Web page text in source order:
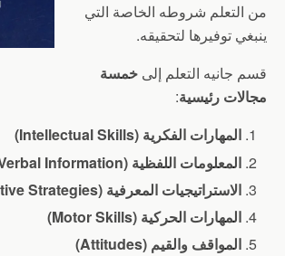
من التعلم شروطه الخاصة التي
ينبغي توفيرها لتحقيقه.
قسم جانيه التعلم إلى خمسة
مجالات رئيسية:
المهارات الفكرية (Intellectual Skills)
المعلومات اللفظية (Verbal Information)
الاستراتيجيات المعرفية (Cognitive Strategies)
المهارات الحركية (Motor Skills)
المواقف والقيم (Attitudes)